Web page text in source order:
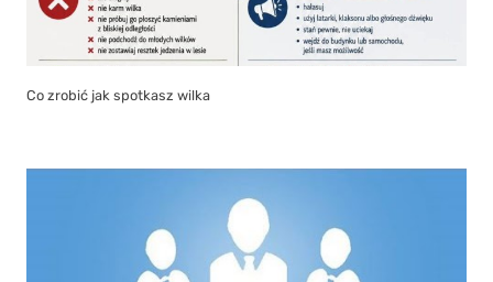
Co zrobić jak spotkasz wilka